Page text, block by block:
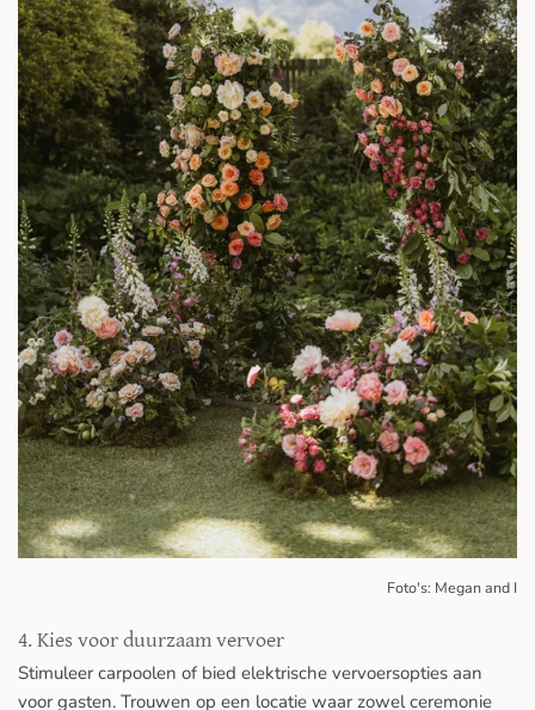
Foto's: Megan and I
4. Kies voor duurzaam vervoer
Stimuleer carpoolen of bied elektrische vervoersopties aan
voor gasten. Trouwen op een locatie waar zowel ceremonie